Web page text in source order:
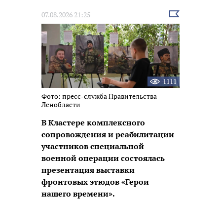
07.08.2026 21:25
Выбрать
новость
1111
Фото: пресс-служба Правительства
Ленобласти
В Кластере комплексного
сопровождения и реабилитации
участников специальной
военной операции состоялась
презентация выставки
фронтовых этюдов «Герои
нашего времени».